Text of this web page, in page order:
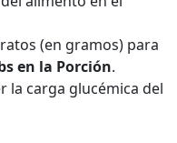
(en gramos) para
en la Porción.
la carga glucémica del